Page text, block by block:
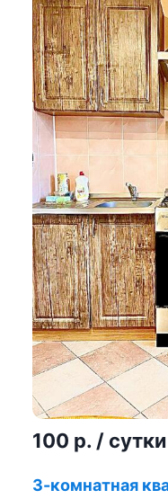
100 р. / сутки
3-комнатная